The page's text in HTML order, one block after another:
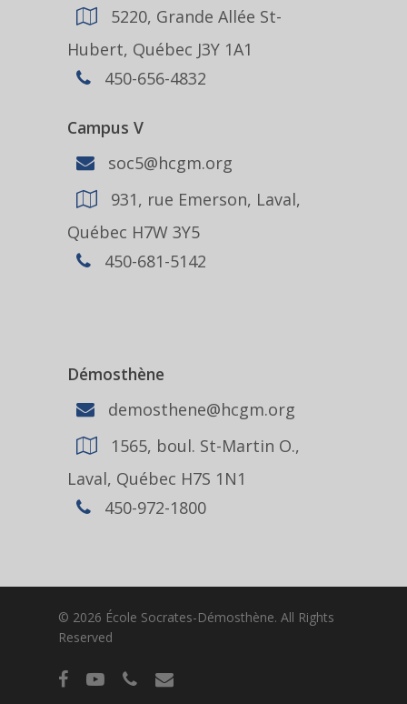
5220, Grande Allée St-
Hubert, Québec J3Y 1A1
450-656-4832
Campus V
soc5@hcgm.org
931, rue Emerson, Laval,
Québec H7W 3Y5
450-681-5142
Démosthène
demosthene@hcgm.org
1565, boul. St-Martin O.,
Laval, Québec H7S 1N1
450-972-1800
© 2026 École Socrates-Démosthène. All Rights
Reserved